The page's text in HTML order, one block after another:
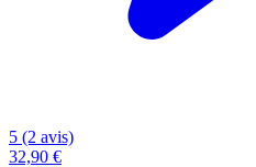
5 (2 avis)
32,90 €